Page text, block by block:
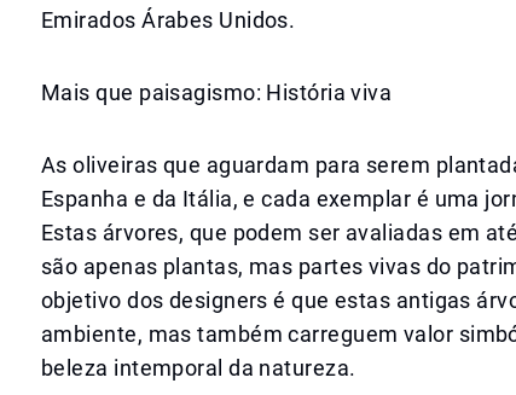
Emirados Árabes Unidos.
Mais que paisagismo: História viva
As oliveiras que aguardam para serem
Espanha e da Itália, e cada exemplar é uma
Estas árvores, que podem ser avaliadas em
são apenas plantas, mas partes vivas do
objetivo dos designers é que estas antigas
ambiente, mas também carreguem valor
beleza intemporal da natureza.